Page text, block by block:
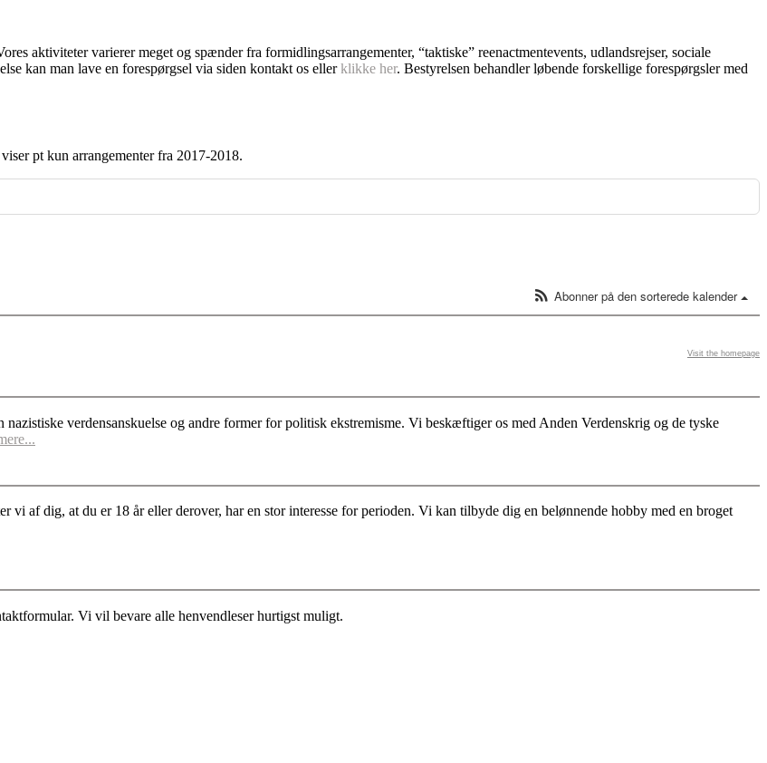
aktiviteter varierer meget og spænder fra formidlingsarrangementer, “taktiske” reenactmentevents, udlandsrejser, sociale
kan man lave en forespørgsel via siden kontakt os ellerklikke her. Bestyrelsen behandler løbende forskellige forespørgsler med
pt kun arrangementer fra 2017-2018.
Abonner på den sorterede kalender
Visit the homepage
verdensanskuelse og andre former for politisk ekstremisme. Vi beskæftiger os med Anden Verdenskrig og de tyske
vi af dig, at du er 18 år eller derover, har en stor interesse for perioden. Vi kan tilbyde dig en belønnende hobby med en broget
Vi vil bevare alle henvendleser hurtigst muligt.